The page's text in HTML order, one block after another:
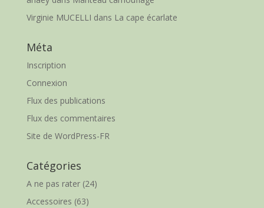
Virginie MUCELLI dans La cape écarlate
Méta
Inscription
Connexion
Flux des publications
Flux des commentaires
Site de WordPress-FR
Catégories
A ne pas rater(24)
Accessoires (63)